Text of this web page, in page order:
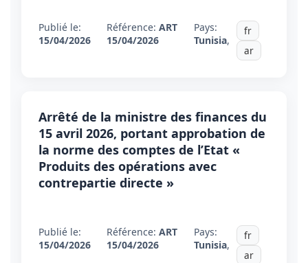
Publié le:
15/04/2026
Référence: ART
15/04/2026
Pays:
Tunisia,
fr
ar
Arrêté de la ministre des finances du
15 avril 2026, portant approbation de
la norme des comptes de l’Etat «
Produits des opérations avec
contrepartie directe »
Publié le:
15/04/2026
Référence: ART
15/04/2026
Pays:
Tunisia,
fr
ar